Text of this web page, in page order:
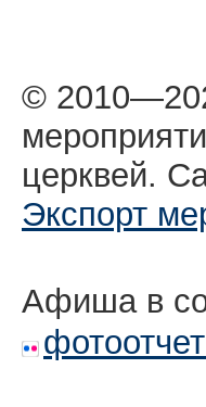
©
церквей.
Экспорт
Афиша в